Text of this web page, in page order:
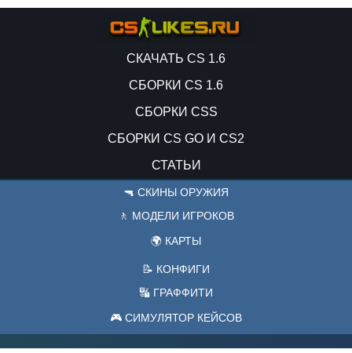
СКАЧАТЬ CS 1.6
СБОРКИ CS 1.6
СБОРКИ CSS
СБОРКИ CS GO И CS2
СТАТЬИ
🔫 СКИНЫ ОРУЖИЯ
🚶 МОДЕЛИ ИГРОКОВ
🌍 КАРТЫ
📝 КОНФИГИ
🔣 ГРАФФИТИ
🎮 СИМУЛЯТОР КЕЙСОВ